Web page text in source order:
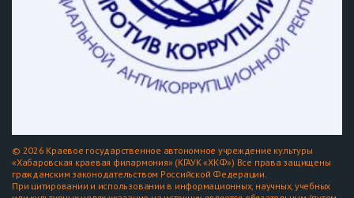
© 2026 Краевое государственное автономное учреждение культуры
«Хабаровская краевая филармония» (КГАУК «ХКФ») Все права защищены
гражданским законодательством Российской Федерации.
При цитировании и использовании в информационных, научных, учебных